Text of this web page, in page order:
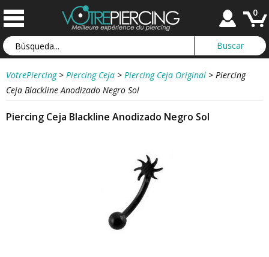
0
VotrePiercing > Piercing Ceja > Piercing Ceja Original > Piercing
Ceja Blackline Anodizado Negro Sol
Piercing Ceja Blackline Anodizado Negro Sol